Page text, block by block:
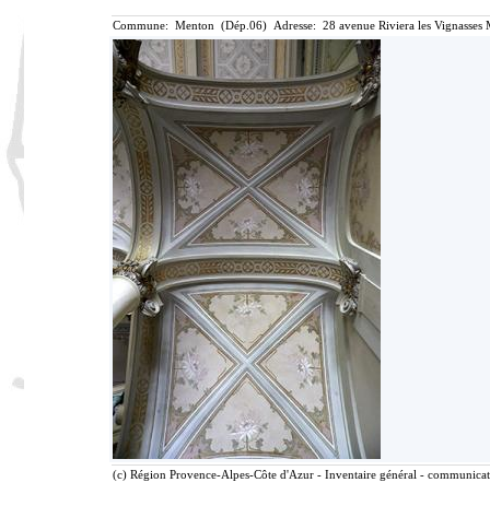
Commune: Menton (Dép.06) Adresse: 28 avenue Riviera les
(c) Région Provence-Alpes-Côte d'Azur - Inventaire général -